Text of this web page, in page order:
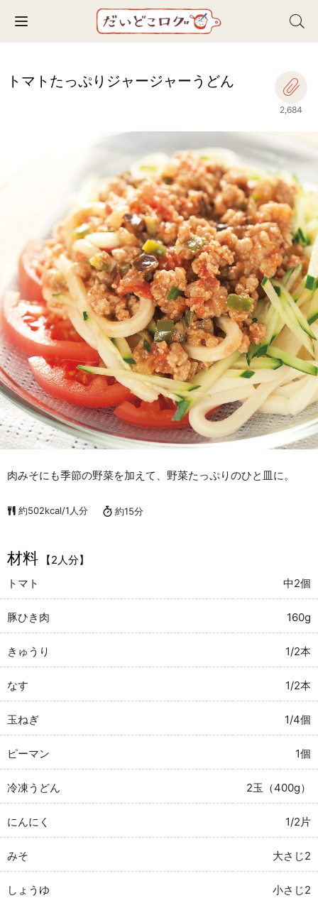
Toggle navigation
トマトたっぷりジャージャーうどん
2,684
肉みそにも季節の野菜を加えて、野菜たっぷりのひと皿に。
約502kcal/1人分 約15分
材料
【2人分】
トマト
中2個
豚ひき肉 160g
きゅうり 1/2本
なす 1/2本
玉ねぎ 1/4個
ピーマン 1個
冷凍うどん 2玉（400g）
にんにく 1/2片
みそ 大さじ2
しょうゆ 小さじ2